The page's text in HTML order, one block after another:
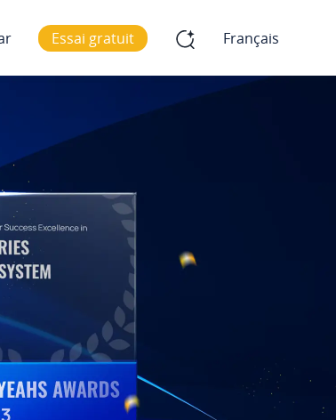
Essai gratuit Français